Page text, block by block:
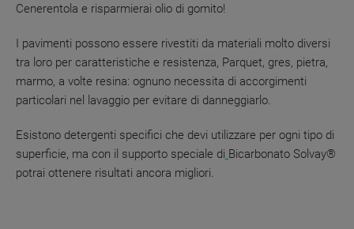
Cenerentola e risparmierai olio di gomito!
I pavimenti possono essere rivestiti da materiali molto diversi
tra loro per caratteristiche e resistenza, Parquet, gres, pietra,
marmo, a volte resina: ognuno necessita di accorgimenti
particolari nel lavaggio per evitare di danneggiarlo.
Esistono detergenti specifici che devi utilizzare per ogni tipo di
superficie, ma con il supporto speciale di Bicarbonato Solvay®
potrai ottenere risultati ancora migliori.